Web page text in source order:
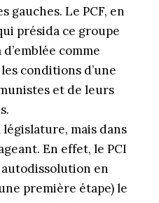
gauches. Le PCF, en
présida ce groupe
comme
conditions d’une
et de leurs
mais dans
En effet, le PCI
en
première étape) le